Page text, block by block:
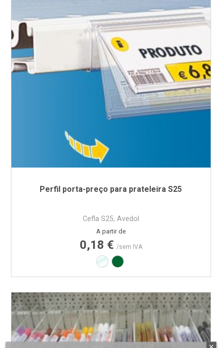
Perfil porta-preço para prateleira S25
Cefla S25, Avedol
Preço
A partir de
0,18 € /sem IVA
TransparenteVerde RAL6029